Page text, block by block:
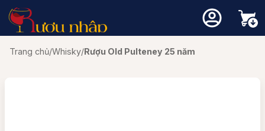
Trang chủ/Whisky/Rượu Old Pulteney 25 năm